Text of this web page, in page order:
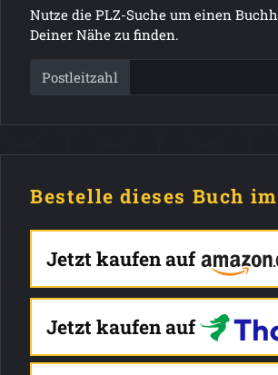
Nutze die PLZ-Suche um einen
Deiner Nähe zu finden.
Postleitzahl
Bestelle dieses Buch
Jetzt kaufen auf
Jetzt kaufen auf